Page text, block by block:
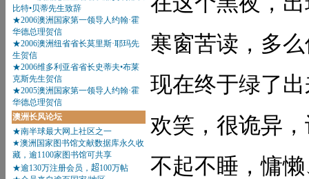
寒窗苦读，多
现在终于绿了
欢笑，很诡异
不起不睡，慵